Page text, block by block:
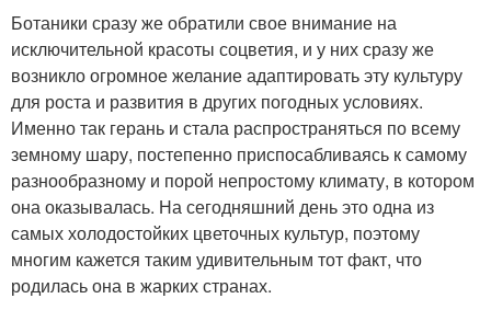
Ботаники сразу же обратили свое внимание на
исключительной красоты соцветия, и у них сразу же
возникло огромное желание адаптировать эту культуру
для роста и развития в других погодных условиях.
Именно так герань и стала распространяться по всему
земному шару, постепенно приспосабливаясь к самому
разнообразному и порой непростому климату, в котором
она оказывалась. На сегодняшний день это одна из
самых холодостойких цветочных культур, поэтому
многим кажется таким удивительным тот факт, что
родилась она в жарких странах.